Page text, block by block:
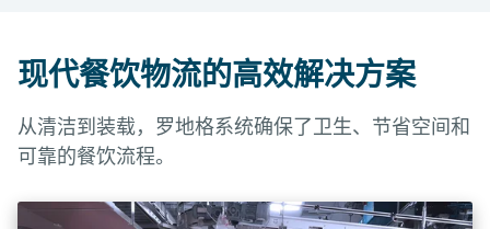
现代餐饮物流的高效解决方案
从清洁到装载，罗地格系统确保了卫生、节省空间和
可靠的餐饮流程。